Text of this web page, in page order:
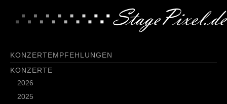
KONZERTEMPFEHLUNGEN
KONZERTE
2026
2025